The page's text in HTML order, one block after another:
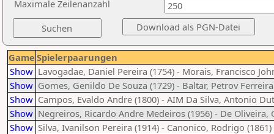
Maximale Zeilenanzahl
Game Spielerpaarungen
Show Lavogadae, Daniel Pereira (1754) - Morais, Francisco
Show Gomes, Genildo De Souza (1729) - Baltar, Petrov
Show Campos, Evaldo Andre (1800) - AIM Da Silva, Antonio
Show Negreiros, Ricardo Andre Medeiros (1956) - De Oliveira,
Show Silva, Ivanilson Pereira (1914) - Canonico, Rodrigo (1861)